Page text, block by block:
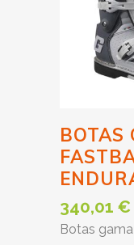
BOTAS
340,01 €
Botas